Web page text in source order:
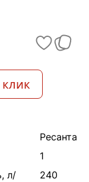
клик
Ресанта
1
л/
240